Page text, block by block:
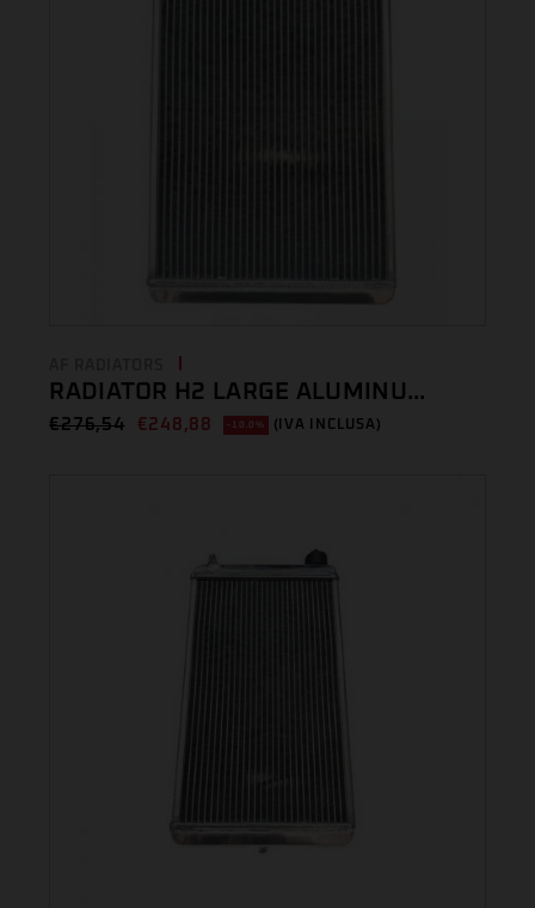
RADIATOR H2 LARGE ALUMINU...
€276,54 €248,88 -10.0% (IVA INCLUSA)